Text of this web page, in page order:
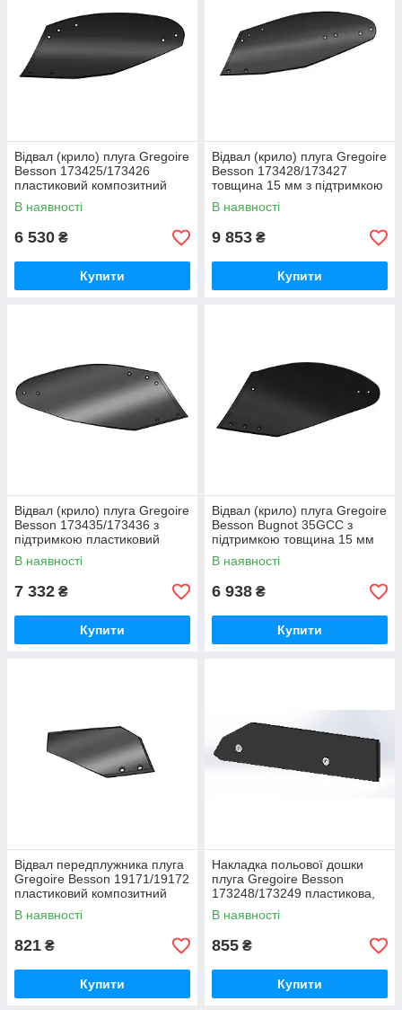
Відвал (крило) плуга Gregoire
Besson 173425/173426
пластиковий композитний
Текрон
В наявності
6 530 ₴
Купити
Відвал (крило) плуга Gregoire
Besson 173428/173427
товщина 15 мм з підтримкою
пластиковий композитний
Текрон
В наявності
9 853 ₴
Купити
Відвал (крило) плуга Gregoire
Besson 173435/173436 з
підтримкою пластиковий
композитний Текрон
В наявності
7 332 ₴
Купити
Відвал (крило) плуга Gregoire
Besson Bugnot 35GCC з
підтримкою товщина 15 мм
пластиковий композитний
Текрон
В наявності
6 938 ₴
Купити
Відвал пeредплужника плуга
Gregoire Besson 19171/19172
пластиковий композитний
Текрон
В наявності
821 ₴
Купити
Накладка польової дошки
плуга Gregoire Besson
173248/173249 пластикова,
композитний Текрон
В наявності
855 ₴
Купити